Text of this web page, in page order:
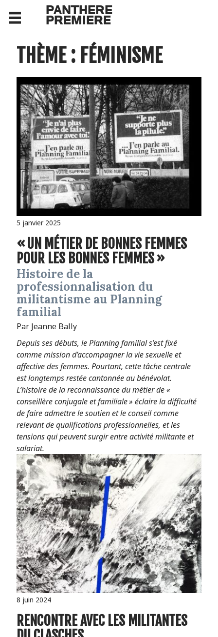
PANTHERE
PREMIERE
THÈME : FÉMINISME
5 janvier 2025
« UN MÉTIER DE BONNES FEMMES
POUR LES BONNES FEMMES »
Histoire de la
professionnalisation du
militantisme au Planning
familial
Par Jeanne Bally
Depuis ses débuts, le Planning familial s’est fixé
comme mission d’accompagner la vie sexuelle et
affective des femmes. Pourtant, cette tâche centrale
est longtemps restée cantonnée au bénévolat.
L’histoire de la reconnaissance du métier de «
conseillère conjugale et familiale » éclaire la difficulté
de faire admettre le soutien et le conseil comme
relevant de qualifications professionnelles, et les
tensions qui peuvent surgir entre activité militante et
salariat.
8 juin 2024
RENCONTRE AVEC LES MILITANTES